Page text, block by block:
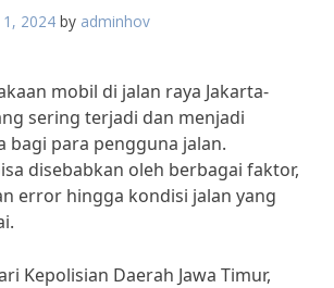
2024 by adminhov
mobil di jalan raya Jakarta-
sering terjadi dan menjadi
bagi para pengguna jalan.
disebabkan oleh berbagai faktor,
error hingga kondisi jalan yang
Kepolisian Daerah Jawa Timur,